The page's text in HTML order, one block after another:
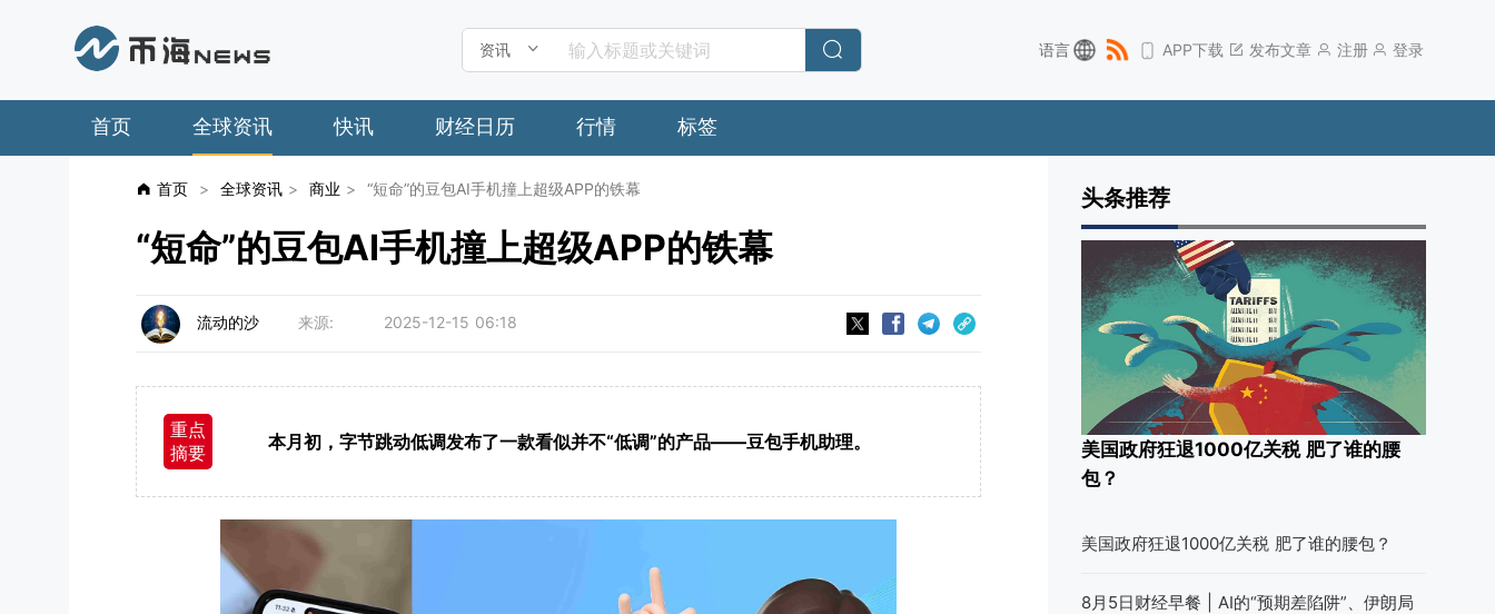
语言 APP下载 发布文章 注册 登录
首页 全球资讯 快讯 财经日历 行情 标签
首页 > 全球资讯 > 商业 > “短命”的豆包AI手机撞上超级APP的铁幕
“短命”的豆包AI手机撞上超级APP的铁幕
流动的沙 来源: 2025-12-15 06:18
重点
摘要
本月初，字节跳动低调发布了一款看似并不“低调”的产品——豆包手机助理。
头条推荐
美国政府狂退1000亿关税 肥了谁的腰
包？
美国政府狂退1000亿关税 肥了谁的腰包？
8月5日财经早餐 | AI的“预期差陷阱”、伊朗局